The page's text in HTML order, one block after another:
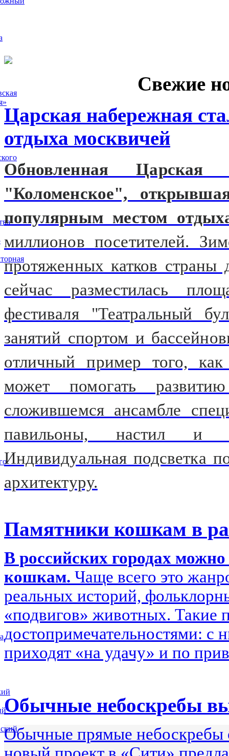
Свежие
Царская набережная
отдыха москвичей
Обновленная Царская
"Коломенское",
популярным местом
миллионов посетителей.
протяженных катков страны
сейчас разместилась
фестиваля "Театральный
занятий спортом и
отличный пример того, как
может помогать
сложившемся ансамбле
павильоны, настил и
Индивидуальная подсветка
архитектуру.
Памятники кошкам в
В российских городах
кошкам. Чаще всего это
реальных историй,
«подвигов» животных. Такие
достопримечательностями:
приходят «на удачу» и по
Обычные небоскребы
Обычные прямые небоскребы